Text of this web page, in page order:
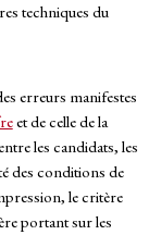
techniques du
erreurs manifestes
et de celle de la
les candidats, les
des conditions de
le critère
portant sur les